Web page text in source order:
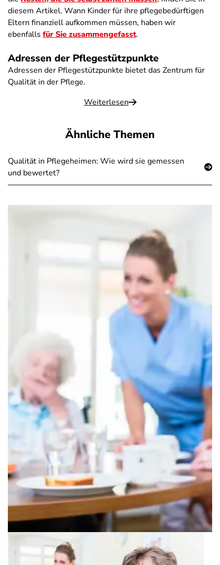
diesem Artikel. Wann Kinder für ihre pflegebedürftigen
Eltern finanziell aufkommen müssen, haben wir
ebenfalls für Sie zusammengefasst.
Adressen der Pflegestützpunkte
Adressen der Pflegestützpunkte bietet das Zentrum für
Qualität in der Pflege.
Weiterlesen
Ähnliche Themen
Qualität in Pflegeheimen: Wie wird sie gemessen
und bewertet?